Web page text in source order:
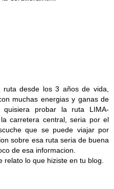
desde los 3 años de vida,
muchas energias y ganas de
probar la ruta LIMA-
carretera central, seria por el
que se puede viajar por
sobre esa ruta seria de buena
de esa informacion.
relato lo que hiziste en tu blog.